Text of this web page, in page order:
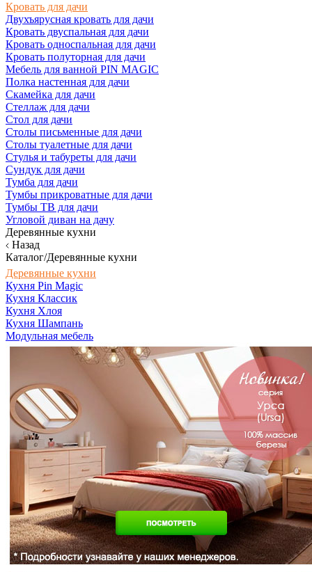
Кровать для дачи
Двухъярусная кровать для дачи
Кровать двуспальная для дачи
Кровать односпальная для дачи
Кровать полуторная для дачи
Мебель для ванной PIN MAGIC
Полка настенная для дачи
Скамейка для дачи
Стеллаж для дачи
Стол для дачи
Столы письменные для дачи
Столы туалетные для дачи
Стулья и табуреты для дачи
Сундук для дачи
Тумба для дачи
Тумбы прикроватные для дачи
Тумбы ТВ для дачи
Угловой диван на дачу
Деревянные кухни
Назад
Каталог/Деревянные кухни
Деревянные кухни
Кухня Pin Magic
Кухня Классик
Кухня Хлоя
Кухня Шампань
Модульная мебель